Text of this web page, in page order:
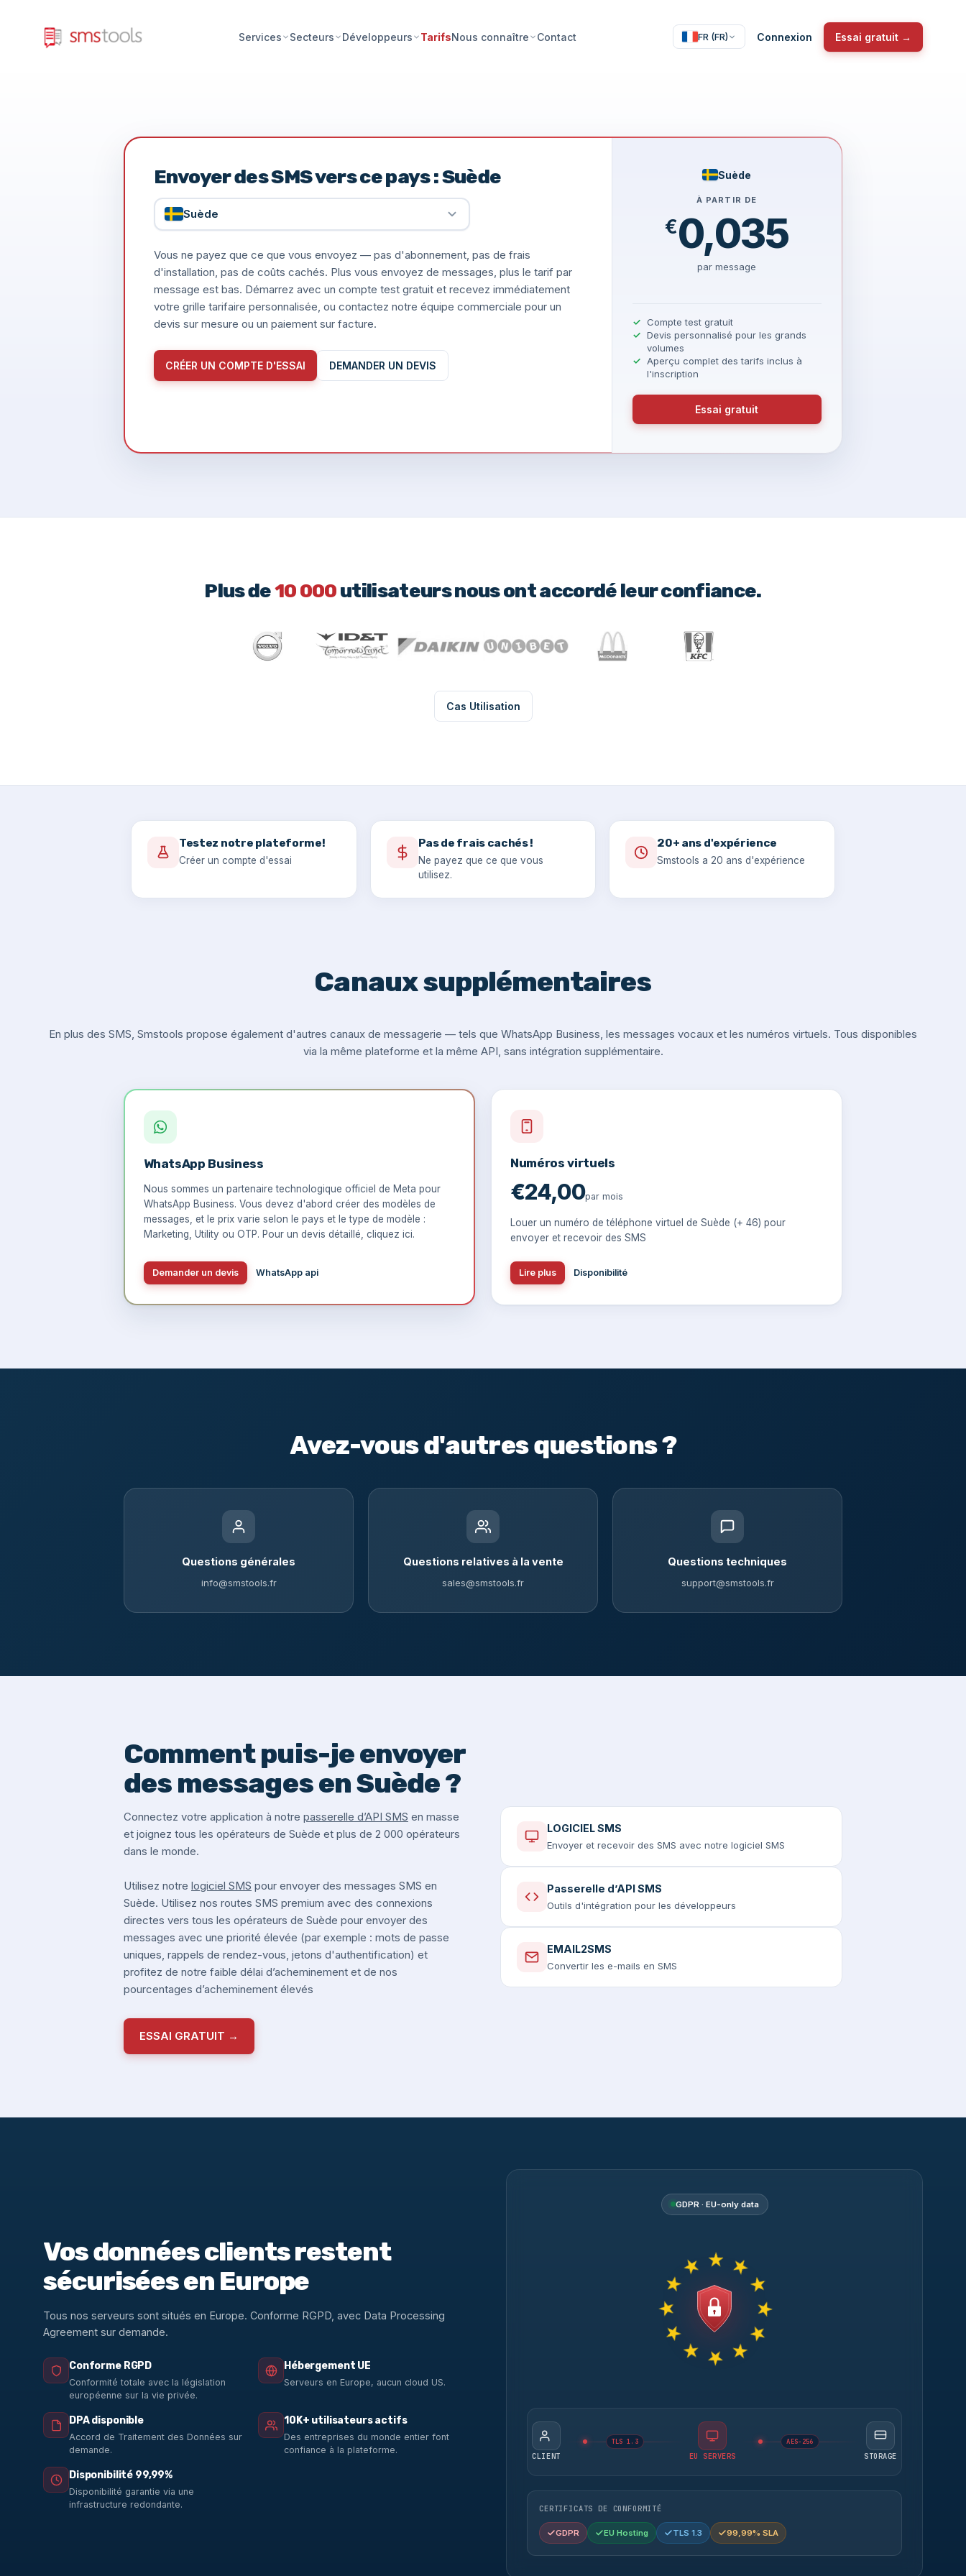
Services Secteurs Développeurs TarifsNous connaître Contact FR (FR) Connexion Essai gratuit →
Plus de10 000utilisateurs nous ont accordé leur confiance.
Cas Utilisation
Testez notre plateforme!
Créer un compte d'essai
Pas de frais cachés !
Ne payez que ce que vous
utilisez.
20+ ans d'expérience
Smstools a 20 ans d'expérience
Envoyer des SMS vers ce pays : Suède
Suède
Vous ne payez que ce que vous envoyez — pas d'abonnement, pas de frais
d'installation, pas de coûts cachés. Plus vous envoyez de messages, plus le tarif par
message est bas. Démarrez avec un compte test gratuit et recevez immédiatement
votre grille tarifaire personnalisée, ou contactez notre équipe commerciale pour un
devis sur mesure ou un paiement sur facture.
CRÉER UN COMPTE D'ESSAI DEMANDER UN DEVIS
Suède
À PARTIR DE
€0,035
par message
Compte test gratuit
Devis personnalisé pour les grands
volumes
Aperçu complet des tarifs inclus à
l'inscription
Essai gratuit
Canaux supplémentaires
En plus des SMS, Smstools propose également d'autres canaux de messagerie — tels que WhatsApp Business, les messages vocaux et les numéros virtuels. Tous disponibles
via la même plateforme et la même API, sans intégration supplémentaire.
WhatsApp Business
Nous sommes un partenaire technologique officiel de Meta pour
WhatsApp Business. Vous devez d'abord créer des modèles de
messages, et le prix varie selon le pays et le type de modèle :
Marketing, Utility ou OTP. Pour un devis détaillé, cliquez ici.
Demander un devis WhatsApp api
Numéros virtuels
€24,00par mois
Louer un numéro de téléphone virtuel de Suède (+ 46) pour
envoyer et recevoir des SMS
Lire plus Disponibilité
Avez-vous d'autres questions ?
Questions générales
info@smstools.fr
Questions relatives à la vente
sales@smstools.fr
Questions techniques
support@smstools.fr
Comment puis-je envoyer
des messages en Suède ?
Connectez votre application à notre passerelle d’API SMS en masse
et joignez tous les opérateurs de Suède et plus de 2 000 opérateurs
dans le monde.
Utilisez notre logiciel SMS pour envoyer des messages SMS en
Suède. Utilisez nos routes SMS premium avec des connexions
directes vers tous les opérateurs de Suède pour envoyer des
messages avec une priorité élevée (par exemple : mots de passe
uniques, rappels de rendez-vous, jetons d'authentification) et
profitez de notre faible délai d’acheminement et de nos
pourcentages d’acheminement élevés
ESSAI GRATUIT →
LOGICIEL SMS
Envoyer et recevoir des SMS avec notre logiciel SMS
Passerelle d’API SMS
Outils d'intégration pour les développeurs
EMAIL2SMS
Convertir les e-mails en SMS
Vos données clients restent
sécurisées en Europe
Tous nos serveurs sont situés en Europe. Conforme RGPD, avec Data Processing
Agreement sur demande.
Conforme RGPD
Conformité totale avec la législation
européenne sur la vie privée.
Hébergement UE
Serveurs en Europe, aucun cloud US.
DPA disponible
Accord de Traitement des Données sur
demande.
10K+ utilisateurs actifs
Des entreprises du monde entier font
confiance à la plateforme.
Disponibilité 99,99%
Disponibilité garantie via une
infrastructure redondante.
GDPR · EU-only data
CLIENT
TLS 1.3
EU SERVERS
AES-256
STORAGE
CERTIFICATS DE CONFORMITÉ
GDPR EU Hosting TLS 1.3 99,99% SLA